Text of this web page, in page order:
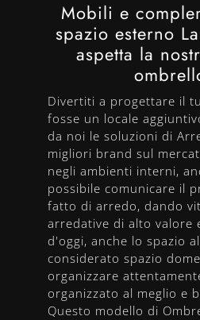
Mobili e
spazio esterno
aspetta la
Divertiti a progettare il
fosse un locale
da noi le soluzioni di
migliori brand sul
negli ambienti interni,
possibile comunicare il
fatto di arredo, dando
arredative di alto valore
d'oggi, anche lo spazio
considerato spazio
organizzare
organizzato al meglio e
Questo modello di